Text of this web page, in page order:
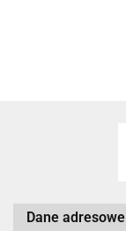
Dane adresowe